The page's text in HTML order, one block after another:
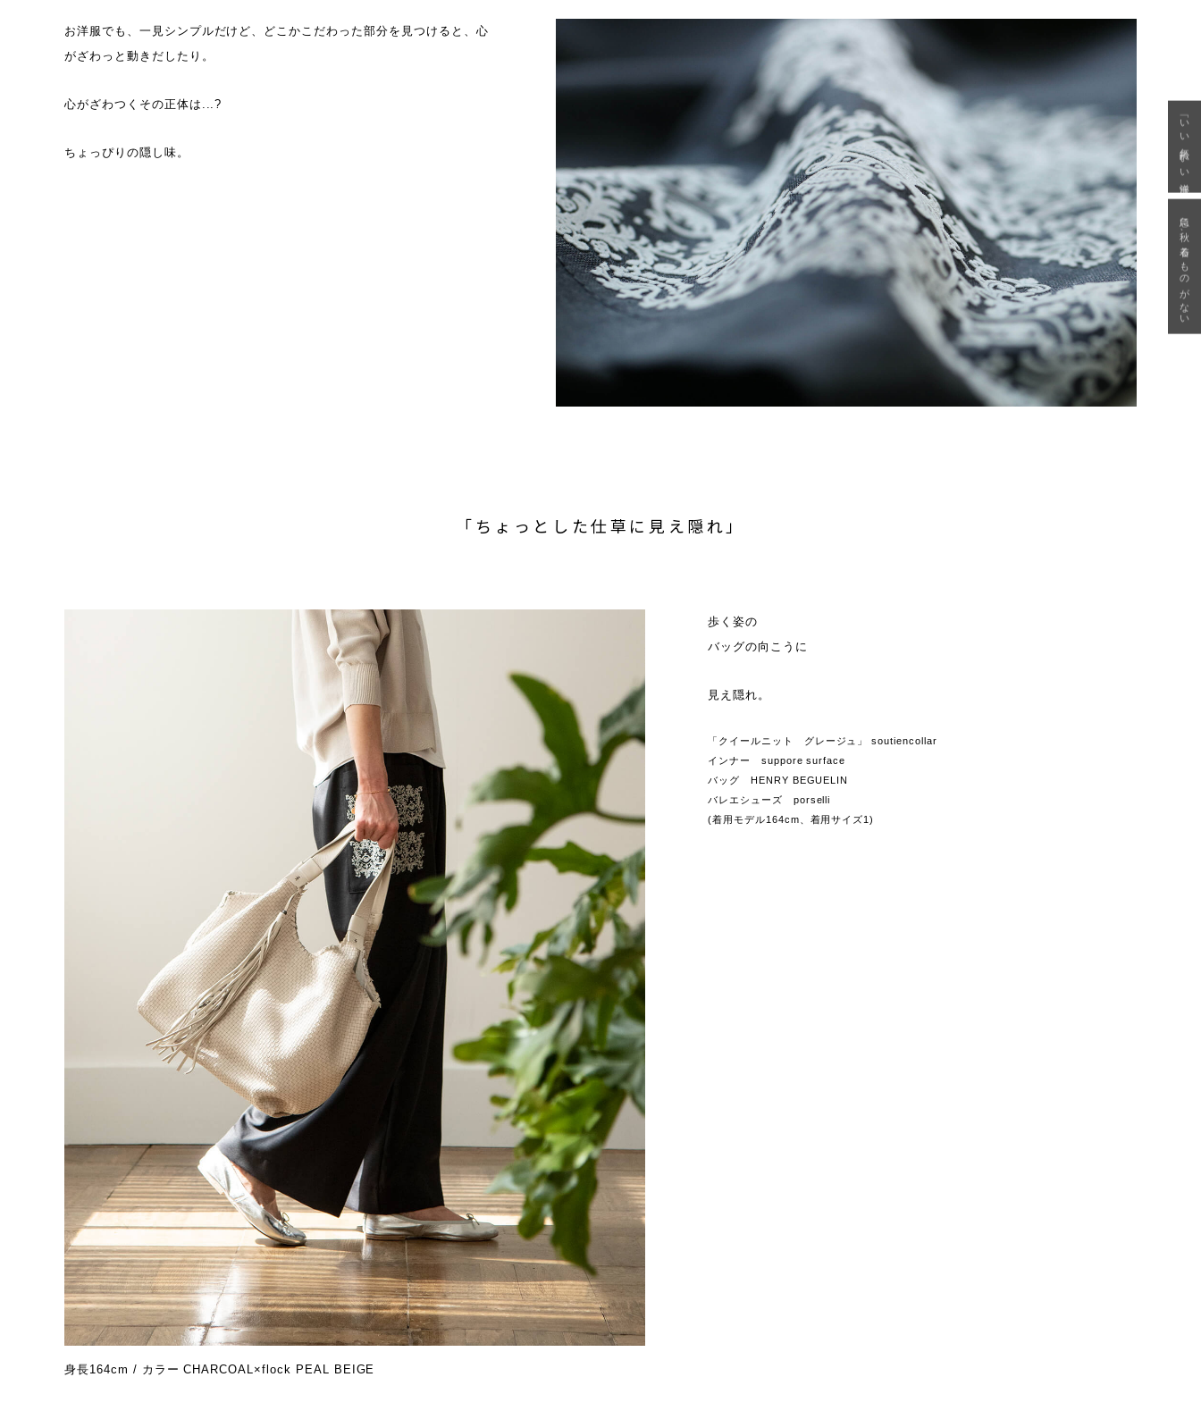
お洋服でも、一見シンプルだけど、どこかこだわった部分を見つけると、心
がざわっと動きだしたり。
心がざわつくその正体は...?
ちょっぴりの隠し味。
「ちょっとした仕草に見え隠れ」
身長164cm / カラー CHARCOAL×flock PEAL BEIGE
歩く姿の
バッグの向こうに
見え隠れ。
「クイールニット グレージュ」 soutiencollar
インナー suppore surface
バッグ HENRY BEGUELIN
バレエシューズ porselli
(着用モデル164cm、着用サイズ1)
「いい年齢 いい洋服」
急に秋、着るものがない